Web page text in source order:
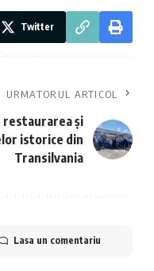
Twitter
URMATORUL ARTICOL
restaurarea și
istorice din
Transilvania
Lasa un comentariu